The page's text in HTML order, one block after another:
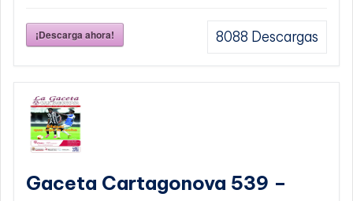
¡Descarga ahora! 8088 Descargas
Gaceta Cartagonova 539 –